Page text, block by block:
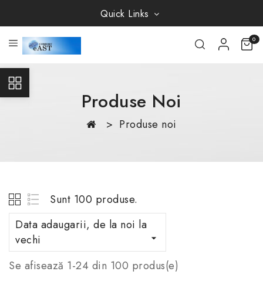
Quick Links
0
Produse Noi
Produse noi
Sunt 100 produse.
Data adaugarii, de la noi la
vechi

Se afisează 1-24 din 100 produs(e)